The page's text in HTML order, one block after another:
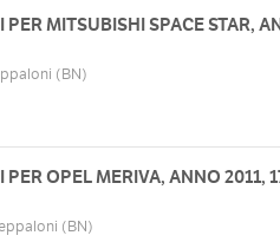
PER MITSUBISHI SPACE STAR,
(BN)
PER OPEL MERIVA, ANNO 2011,
(BN)